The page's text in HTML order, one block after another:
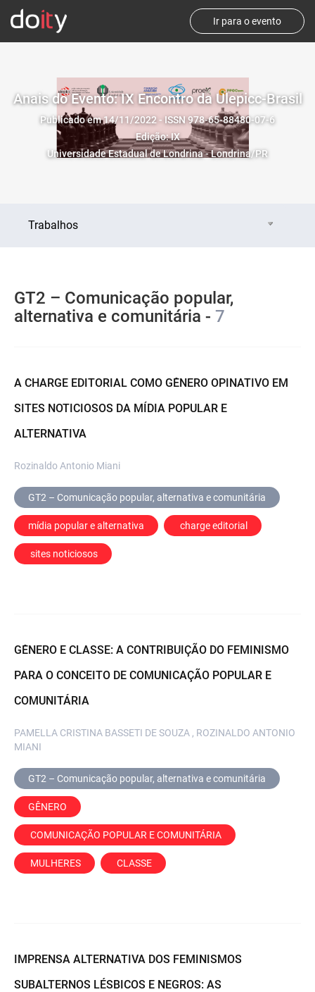
Ir para o evento
Anais do Evento: IX Encontro da Ulepicc-Brasil
Publicado em 14/11/2022 - ISSN 978-65-88480-07-6
Edição: IX
Universidade Estadual de Londrina - Londrina/PR
Trabalhos
GT2 – Comunicação popular,
alternativa e comunitária - 7
A CHARGE EDITORIAL COMO GÊNERO OPINATIVO EM
SITES NOTICIOSOS DA MÍDIA POPULAR E
ALTERNATIVA
Rozinaldo Antonio Miani
GT2 – Comunicação popular, alternativa e comunitária
mídia popular e alternativa charge editorial
sites noticiosos
GÊNERO E CLASSE: A CONTRIBUIÇÃO DO FEMINISMO
PARA O CONCEITO DE COMUNICAÇÃO POPULAR E
COMUNITÁRIA
PAMELLA CRISTINA BASSETI DE SOUZA , ROZINALDO ANTONIO
MIANI
GT2 – Comunicação popular, alternativa e comunitária
GÊNERO
COMUNICAÇÃO POPULAR E COMUNITÁRIA
MULHERES CLASSE
IMPRENSA ALTERNATIVA DOS FEMINISMOS
SUBALTERNOS LÉSBICOS E NEGROS: AS